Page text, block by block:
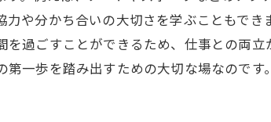
や分かち合いの大切さを学ぶこともで
過ごすことができるため、仕事との両
一歩を踏み出すための大切な場なので